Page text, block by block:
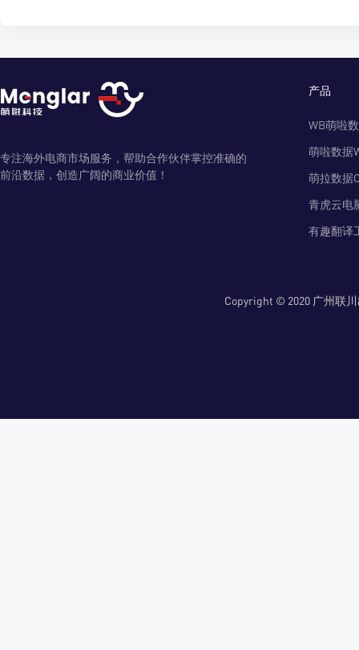
专注海外电商市场服务，帮助合作伙伴掌控准确的
前沿数据，创造广阔的商业价值！
产品
WB萌啦
萌啦数据
萌拉数据
青虎云电
有趣翻译
Copyright © 2020 广州联